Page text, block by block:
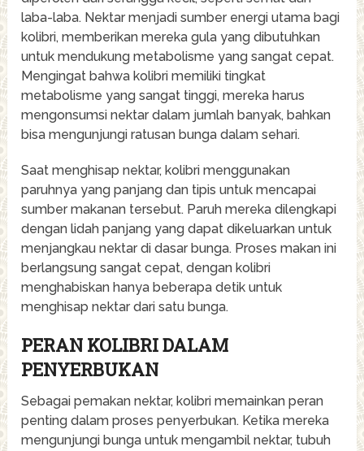
laba-laba. Nektar menjadi sumber energi utama bagi
kolibri, memberikan mereka gula yang dibutuhkan
untuk mendukung metabolisme yang sangat cepat.
Mengingat bahwa kolibri memiliki tingkat
metabolisme yang sangat tinggi, mereka harus
mengonsumsi nektar dalam jumlah banyak, bahkan
bisa mengunjungi ratusan bunga dalam sehari.
Saat menghisap nektar, kolibri menggunakan
paruhnya yang panjang dan tipis untuk mencapai
sumber makanan tersebut. Paruh mereka dilengkapi
dengan lidah panjang yang dapat dikeluarkan untuk
menjangkau nektar di dasar bunga. Proses makan ini
berlangsung sangat cepat, dengan kolibri
menghabiskan hanya beberapa detik untuk
menghisap nektar dari satu bunga.
PERAN KOLIBRI DALAM
PENYERBUKAN
Sebagai pemakan nektar, kolibri memainkan peran
penting dalam proses penyerbukan. Ketika mereka
mengunjungi bunga untuk mengambil nektar, tubuh